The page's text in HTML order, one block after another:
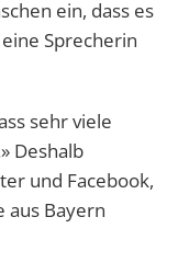
ein, dass es
Sprecherin
sehr viele
Deshalb
und Facebook,
aus Bayern